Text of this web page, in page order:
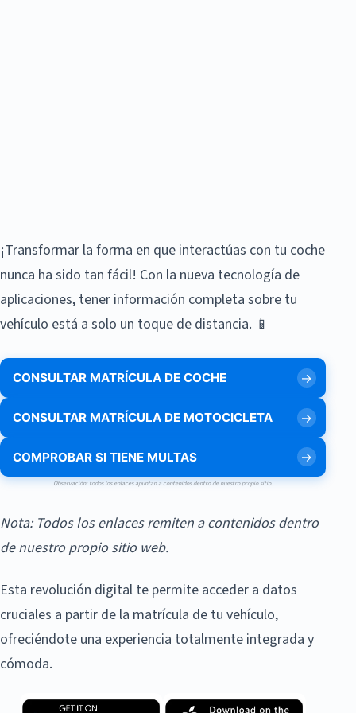
¡Transformar la forma en que interactúas con tu coche
nunca ha sido tan fácil! Con la nueva tecnología de
aplicaciones, tener información completa sobre tu
vehículo está a solo un toque de distancia. 📱
CONSULTAR MATRÍCULA DE COCHE
CONSULTAR MATRÍCULA DE MOTOCICLETA
COMPROBAR SI TIENE MULTAS
Observación: todos los enlaces apuntan a contenidos dentro de nuestro propio sitio.
Nota: Todos los enlaces remiten a contenidos dentro
de nuestro propio sitio web.
Esta revolución digital te permite acceder a datos
cruciales a partir de la matrícula de tu vehículo,
ofreciéndote una experiencia totalmente integrada y
cómoda.